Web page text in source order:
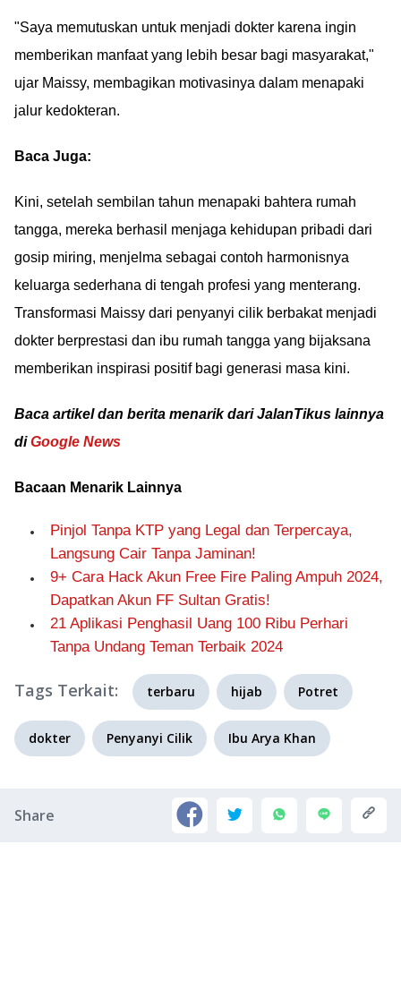
"Saya memutuskan untuk menjadi dokter karena ingin
memberikan manfaat yang lebih besar bagi masyarakat,"
ujar Maissy, membagikan motivasinya dalam menapaki
jalur kedokteran.
Baca Juga:
Kini, setelah sembilan tahun menapaki bahtera rumah
tangga, mereka berhasil menjaga kehidupan pribadi dari
gosip miring, menjelma sebagai contoh harmonisnya
keluarga sederhana di tengah profesi yang menterang.
Transformasi Maissy dari penyanyi cilik berbakat menjadi
dokter berprestasi dan ibu rumah tangga yang bijaksana
memberikan inspirasi positif bagi generasi masa kini.
Baca artikel dan berita menarik dari JalanTikus lainnya
diGoogle News
Bacaan Menarik Lainnya
Pinjol Tanpa KTP yang Legal dan Terpercaya,
Langsung Cair Tanpa Jaminan!
9+ Cara Hack Akun Free Fire Paling Ampuh 2024,
Dapatkan Akun FF Sultan Gratis!
21 Aplikasi Penghasil Uang 100 Ribu Perhari
Tanpa Undang Teman Terbaik 2024
Tags Terkait: terbaru hijab Potret
dokter Penyanyi Cilik Ibu Arya Khan
Share